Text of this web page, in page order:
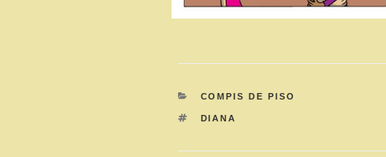
CATEGORÍAS
COMPIS DE PISO
ETIQUETAS
DIANA